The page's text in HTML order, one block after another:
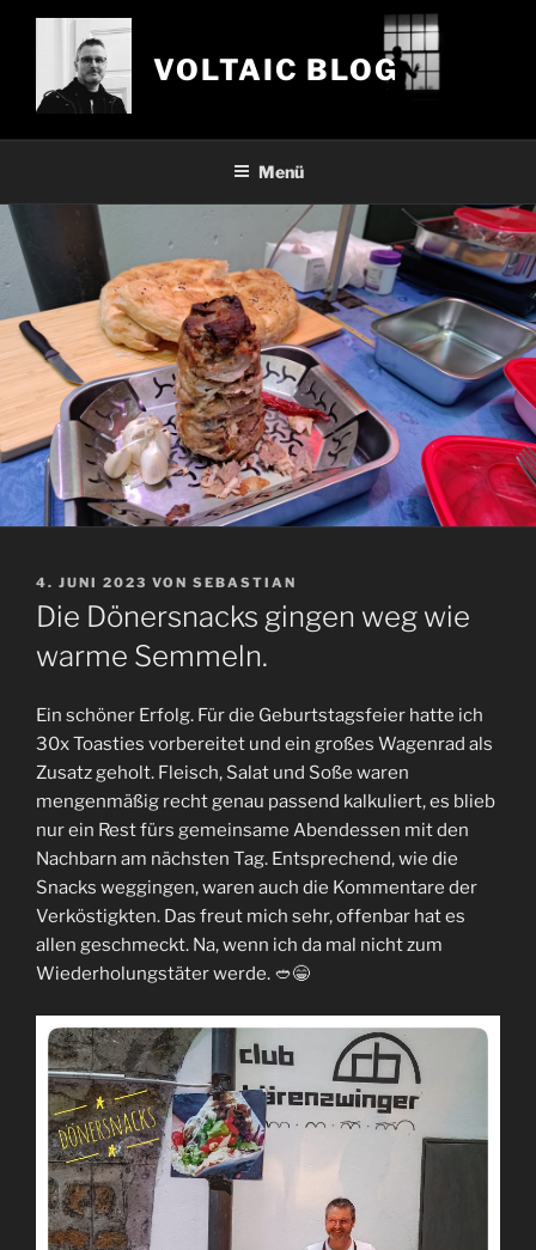
Zum
VOLTAIC BLOG
Menü
VERÖFFENTLICHT
AM
4. JUNI 2023 VON SEBASTIAN
Die Dönersnacks gingen weg wie
warme Semmeln.
Ein schöner Erfolg. Für die Geburtstagsfeier hatte ich
30x Toasties vorbereitet und ein großes Wagenrad als
Zusatz geholt. Fleisch, Salat und Soße waren
mengenmäßig recht genau passend kalkuliert, es blieb
nur ein Rest fürs gemeinsame Abendessen mit den
Nachbarn am nächsten Tag. Entsprechend, wie die
Snacks weggingen, waren auch die Kommentare der
Verköstigkten. Das freut mich sehr, offenbar hat es
allen geschmeckt. Na, wenn ich da mal nicht zum
Wiederholungstäter werde. 🥙😁